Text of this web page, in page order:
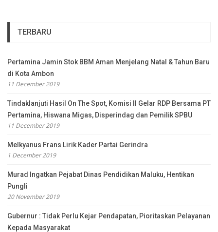
TERBARU
Pertamina Jamin Stok BBM Aman Menjelang Natal & Tahun Baru
di Kota Ambon
11 December 2019
Tindaklanjuti Hasil On The Spot, Komisi II Gelar RDP Bersama PT
Pertamina, Hiswana Migas, Disperindag dan Pemilik SPBU
11 December 2019
Melkyanus Frans Lirik Kader Partai Gerindra
1 December 2019
Murad Ingatkan Pejabat Dinas Pendidikan Maluku, Hentikan
Pungli
20 November 2019
Gubernur : Tidak Perlu Kejar Pendapatan, Pioritaskan Pelayanan
Kepada Masyarakat